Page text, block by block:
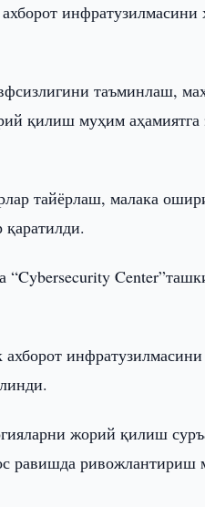
таъминлаш,
қилиш муҳим аҳамиятга
тайёрлаш, малака
жорий қилиш
равишда ривожлантириш